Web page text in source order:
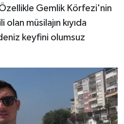
Gemlik Körfezi'nin
olan müsilajın kıyıda
keyfini olumsuz